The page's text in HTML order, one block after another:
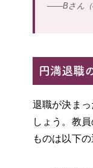
——Bさん（
円満退職
退職が決ま
しょう。教
ものは以下の